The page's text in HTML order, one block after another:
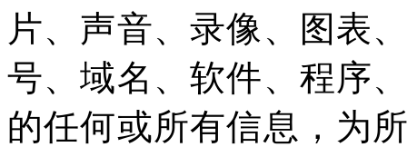
片、声音、录像、图表
号、域名、软件、程序
的任何或所有信息，为